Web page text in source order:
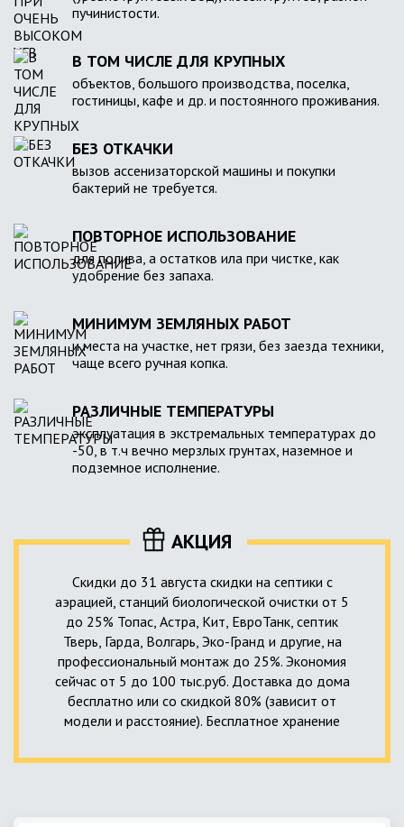
пучинистости.
В ТОМ ЧИСЛЕ ДЛЯ КРУПНЫХ
объектов, большого производства, поселка,
гостиницы, кафе и др. и постоянного проживания.
БЕЗ ОТКАЧКИ
вызов ассенизаторской машины и покупки
бактерий не требуется.
ПОВТОРНОЕ ИСПОЛЬЗОВАНИЕ
для полива, а остатков ила при чистке, как
удобрение без запаха.
МИНИМУМ ЗЕМЛЯНЫХ РАБОТ
и места на участке, нет грязи, без заезда техники,
чаще всего ручная копка.
РАЗЛИЧНЫЕ ТЕМПЕРАТУРЫ
эксплуатация в экстремальных температурах до
-50, в т.ч вечно мерзлых грунтах, наземное и
подземное исполнение.
АКЦИЯ
Скидки до 31 августа скидки на септики с
аэрацией, станций биологической очистки от 5
до 25% Топас, Астра, Кит, ЕвроТанк, септик
Тверь, Гарда, Волгарь, Эко-Гранд и другие, на
профессиональный монтаж до 25%. Экономия
сейчас от 5 до 100 тыс.руб. Доставка до дома
бесплатно или со скидкой 80% (зависит от
модели и расстояние). Бесплатное хранение